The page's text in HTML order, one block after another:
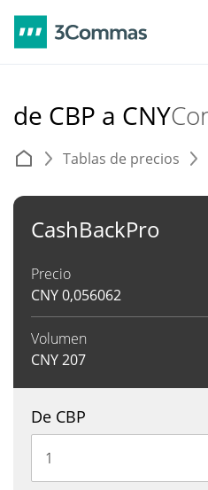
de CBP a CNY
Tablas de precios
CashBackPro
Precio
CNY0,056062
Volumen
CNY207
De CBP